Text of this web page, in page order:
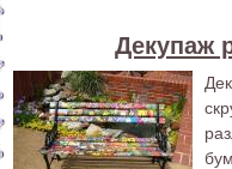
Декупаж